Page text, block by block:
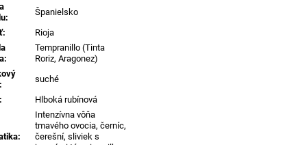
:
Španielsko
:
Rioja
:
Tempranillo (Tinta
Roriz, Aragonez)
:
suché
: Hlboká rubínová
:
Intenzívna vôňa
tmavého ovocia, černíc,
čerešní, sliviek s